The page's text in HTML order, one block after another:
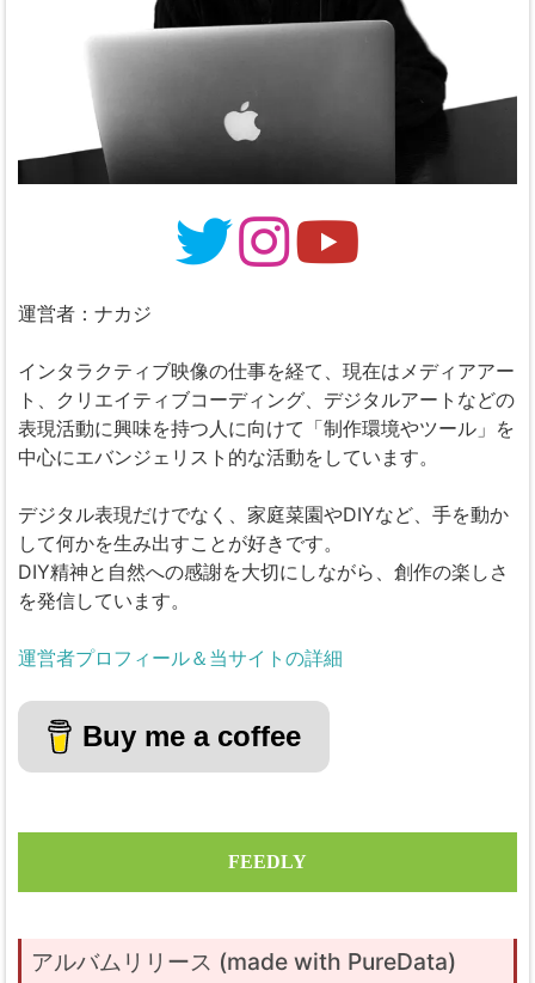
運営者：ナカジ
インタラクティブ映像の仕事を経て、現在はメディアアー
ト、クリエイティブコーディング、デジタルアートなどの
表現活動に興味を持つ人に向けて「制作環境やツール」を
中心にエバンジェリスト的な活動をしています。
デジタル表現だけでなく、家庭菜園やDIYなど、手を動か
して何かを生み出すことが好きです。
DIY精神と自然への感謝を大切にしながら、創作の楽しさ
を発信しています。
運営者プロフィール＆当サイトの詳細
Buy me a coffee
FEEDLY
アルバムリリース (made with PureData)